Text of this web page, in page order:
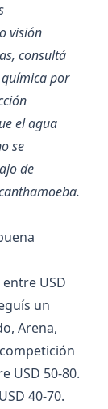
visión
consultá
por
el agua
se
de
USD
un
Arena,
USD 50-80.
40-70.